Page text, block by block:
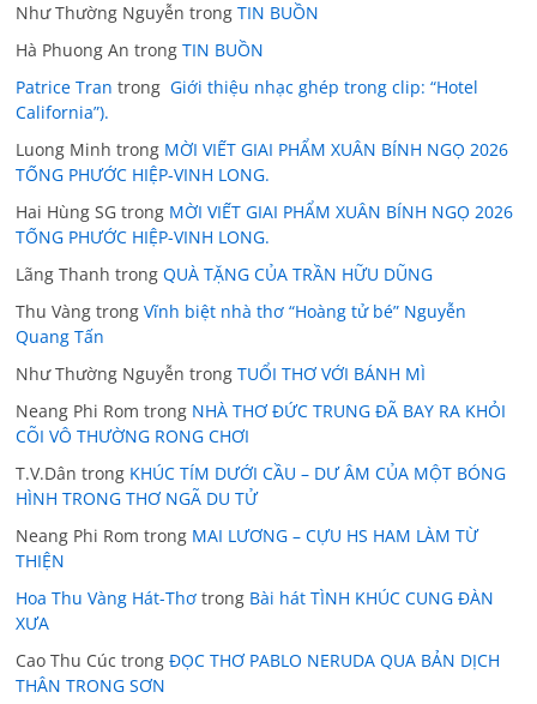
Như Thường Nguyễn trongTIN BUỒN
Hà Phuong An trongTIN BUỒN
Patrice Tran trong Giới thiệu nhạc ghép trong clip: “Hotel
California”).
Luong Minh trong MỜI VIẾT GIAI PHẨM XUÂN BÍNH NGỌ 2026
TỐNG PHƯỚC HIỆP-VINH LONG.
Hai Hùng SG trong MỜI VIẾT GIAI PHẨM XUÂN BÍNH NGỌ 2026
TỐNG PHƯỚC HIỆP-VINH LONG.
Lãng Thanh trongQUÀ TẶNG CỦA TRẦN HỮU DŨNG
Thu Vàng trongVĩnh biệt nhà thơ “Hoàng tử bé” Nguyễn
Quang Tấn
Như Thường Nguyễn trongTUỔI THƠ VỚI BÁNH MÌ
Neang Phi Rom trong NHÀ THƠ ĐỨC TRUNG ĐÃ BAY RA KHỎI
CÕI VÔ THƯỜNG RONG CHƠI
T.V.Dân trong KHÚC TÍM DƯỚI CẦU – DƯ ÂM CỦA MỘT BÓNG
HÌNH TRONG THƠ NGÃ DU TỬ
Neang Phi Rom trong MAI LƯƠNG – CỰU HS HAM LÀM TỪ
THIỆN
Hoa Thu Vàng Hát-Thơ trong Bài hát TÌNH KHÚC CUNG ĐÀN
XƯA
Cao Thu Cúc trongĐỌC THƠ PABLO NERUDA QUA BẢN DỊCH
THÂN TRONG SƠN